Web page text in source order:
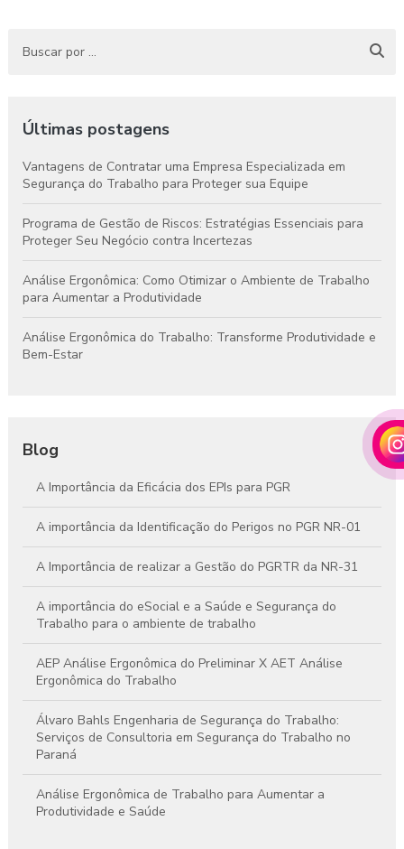
Últimas postagens
Vantagens de Contratar uma Empresa Especializada em
Segurança do Trabalho para Proteger sua Equipe
Programa de Gestão de Riscos: Estratégias Essenciais para
Proteger Seu Negócio contra Incertezas
Análise Ergonômica: Como Otimizar o Ambiente de Trabalho
para Aumentar a Produtividade
Análise Ergonômica do Trabalho: Transforme Produtividade e
Bem-Estar
Blog
A Importância da Eficácia dos EPIs para PGR
A importância da Identificação do Perigos no PGR NR-01
A Importância de realizar a Gestão do PGRTR da NR-31
A importância do eSocial e a Saúde e Segurança do
Trabalho para o ambiente de trabalho
AEP Análise Ergonômica do Preliminar X AET Análise
Ergonômica do Trabalho
Álvaro Bahls Engenharia de Segurança do Trabalho:
Serviços de Consultoria em Segurança do Trabalho no
Paraná
Análise Ergonômica de Trabalho para Aumentar a
Produtividade e Saúde